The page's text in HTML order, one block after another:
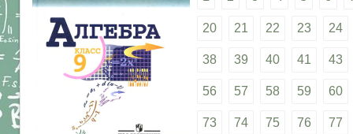
20 21 22 23 24
38 39 40 41 43
56 57 58 59 60
73 74 75 76 77